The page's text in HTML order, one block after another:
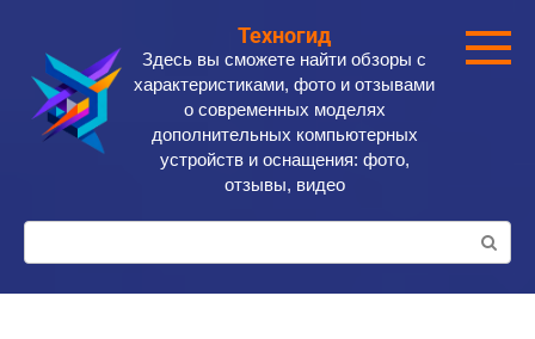
контенту
Техногид
Здесь вы сможете найти обзоры с
характеристиками, фото и отзывами
о современных моделях
дополнительных компьютерных
устройств и оснащения: фото,
отзывы, видео
Поиск: